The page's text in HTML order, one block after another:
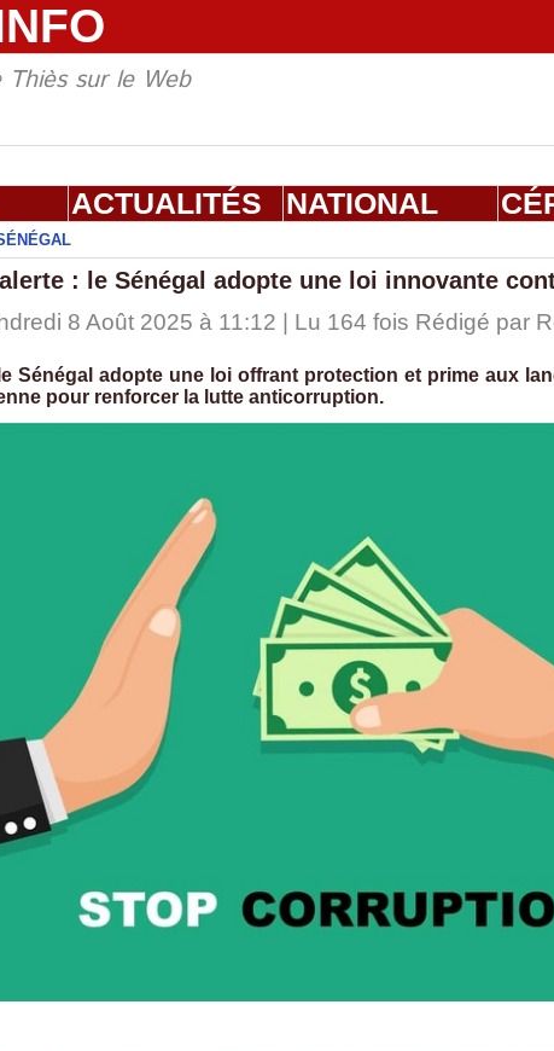
sur le Web
ACTUALITÉS NATIONAL
: le Sénégal adopte une loi innovante
8 Août 2025 à 11:12 | Lu 164 fois Rédigé par
Sénégal adopte une loi offrant protection et prime aux
pour renforcer la lutte anticorruption.